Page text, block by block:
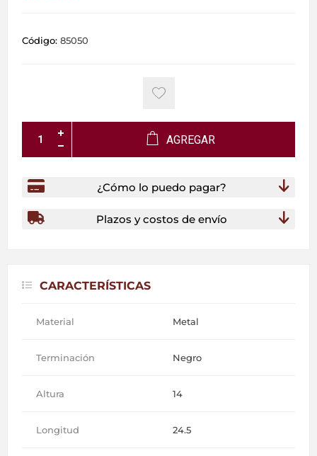
Código: 85050
AGREGAR
¿Cómo lo puedo pagar?
Plazos y costos de envío
CARACTERÍSTICAS
Material Metal
Terminación Negro
Altura 14
Longitud 24.5